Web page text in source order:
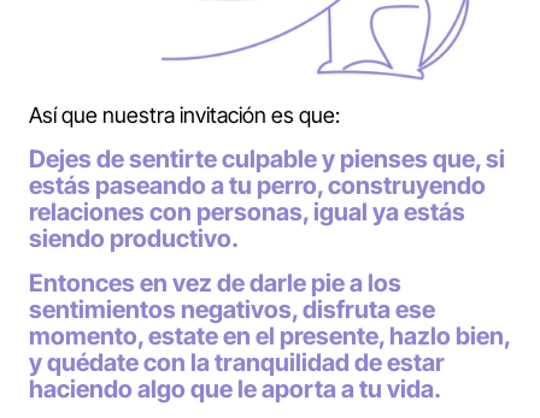
Así que nuestra invitación es que:
Dejes de sentirte culpable y pienses que, si
estás paseando a tu perro, construyendo
relaciones con personas, igual ya estás
siendo productivo.
Entonces en vez de darle pie a los
sentimientos negativos, disfruta ese
momento, estate en el presente, hazlo bien,
y quédate con la tranquilidad de estar
haciendo algo que le aporta a tu vida.